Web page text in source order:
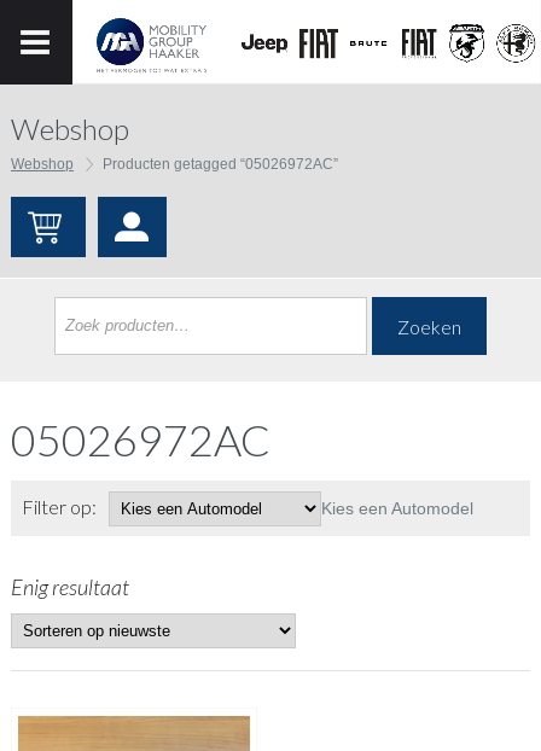
Webshop
Webshop Producten getagged “05026972AC”
Zoeken
05026972AC
Filter op: Kies een Automodel
Enig resultaat